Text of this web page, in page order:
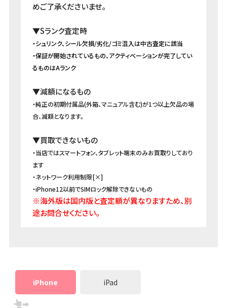
めご了承くださいませ。
▼Sランク査定時
・シュリンク、シール欠損/劣化/ゴミ混入は中古査定に該当
・保証が開始されているもの、アクティベーションが完了してい
るものはAランク
▼減額になるもの
・純正の初期付属品(外箱、マニュアル含む)が1つ以上欠品の場
合、減額となります。
▼買取できないもの
・当店ではスマートフォン、タブレット端末のみお買取りしており
ます
・ネットワーク利用制限[×]
・iPhone12以前でSIMロック解除できないもの
※海外版は国内版と査定額が異なりますため、別
途お問合せください。
iPhone iPad